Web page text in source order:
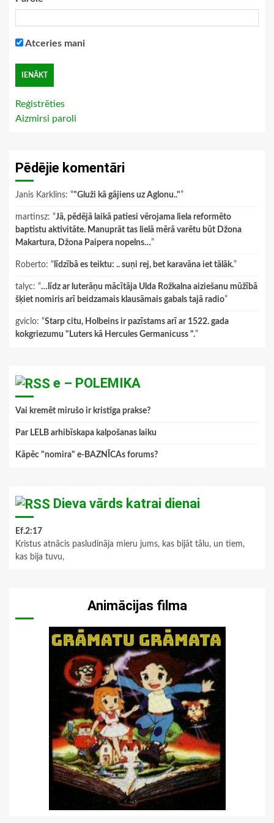
Atceries mani
Reģistrēties
Aizmirsi paroli
Pēdējie komentāri
Janis Karklins: “"Gluži kā gājiens uz Aglonu.."”
martinsz: “Jā, pēdējā laikā patiesi vērojama liela reformēto
baptistu aktivitāte. Manuprāt tas lielā mērā varētu būt Džona
Makartura, Džona Paipera nopelns…”
Roberto: “ līdzībā es teiktu: .. suņi rej, bet karavāna iet tālāk.”
talyc: “…līdz ar luterāņu mācītāja Ulda Rožkalna aiziešanu mūžībā
šķiet nomiris arī beidzamais klausāmais gabals tajā radio”
gviclo: “Starp citu, Holbeins ir pazīstams arī ar 1522. gada
kokgriezumu "Luters kā Hercules Germanicuss ".”
e – POLEMIKA
Vai kremēt mirušo ir kristīga prakse?
Par LELB arhibīskapa kalpošanas laiku
Kāpēc "nomira" e-BAZNĪCAs forums?
Dieva vārds katrai dienai
Ef.2:17
Kristus atnācis pasludināja mieru jums, kas bijāt tālu, un tiem,
kas bija tuvu,
Animācijas filma